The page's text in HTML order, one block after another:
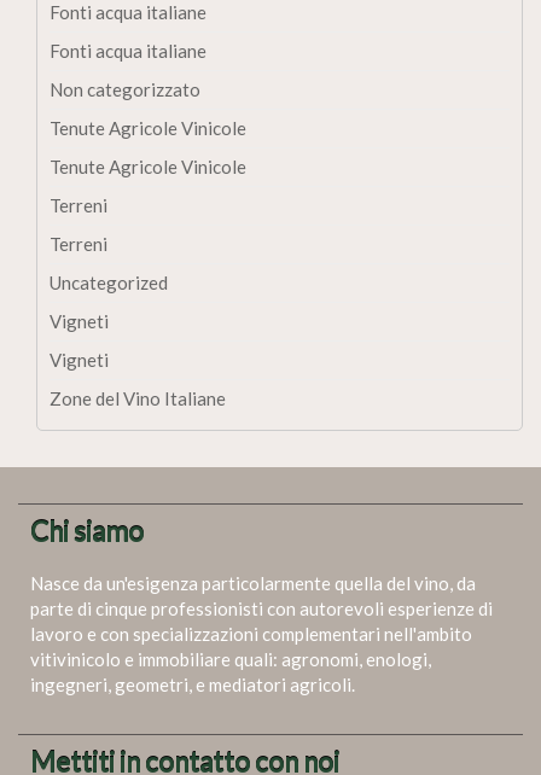
Fonti acqua italiane
Fonti acqua italiane
Non categorizzato
Tenute Agricole Vinicole
Tenute Agricole Vinicole
Terreni
Terreni
Uncategorized
Vigneti
Vigneti
Zone del Vino Italiane
Chi siamo
Nasce da un'esigenza particolarmente quella del vino, da
parte di cinque professionisti con autorevoli esperienze di
lavoro e con specializzazioni complementari nell'ambito
vitivinicolo e immobiliare quali: agronomi, enologi,
ingegneri, geometri, e mediatori agricoli.
Mettiti in contatto con noi